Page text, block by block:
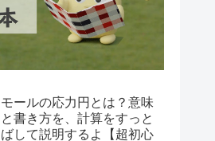
モールの応力円とは？意味
と書き方を、計算をすっと
ばして説明するよ【超初心